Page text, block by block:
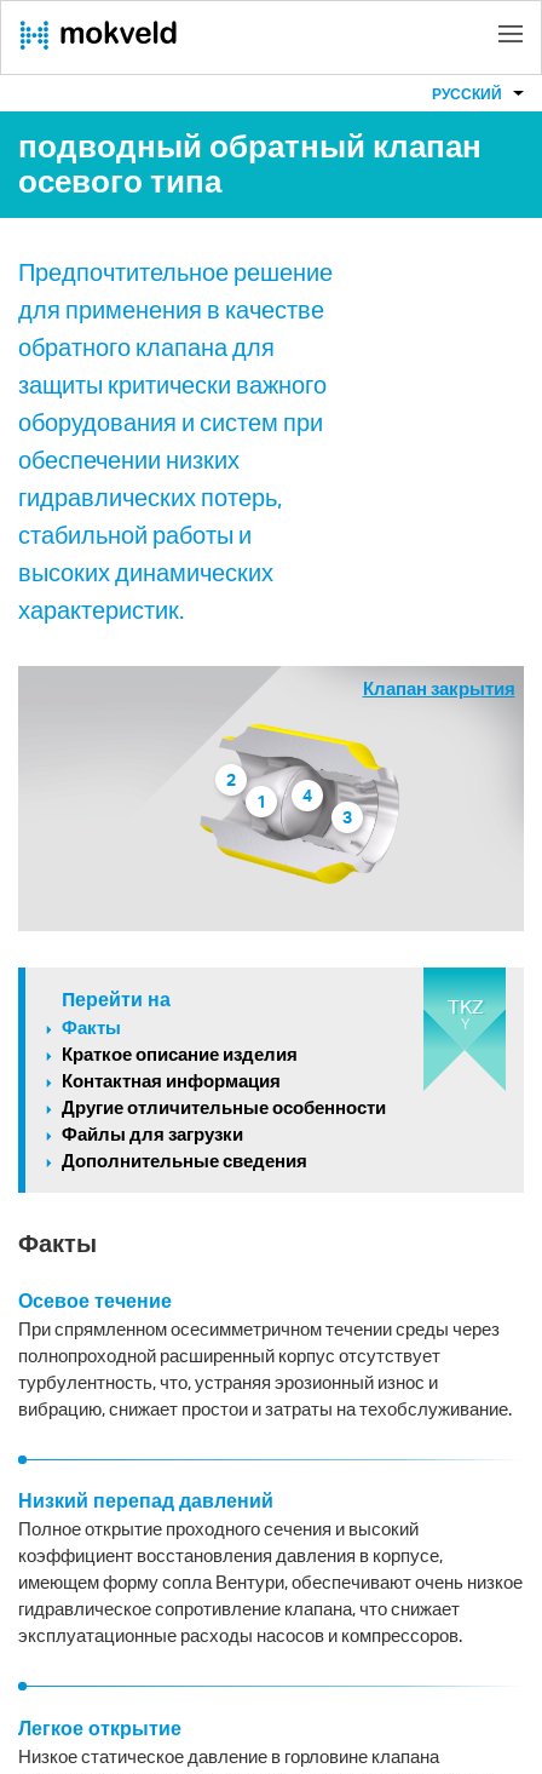
РУССКИЙ
подводный обратный клапан
осевого типа
Предпочтительное решение
для применения в качестве
обратного клапана для
защиты критически важного
оборудования и систем при
обеспечении низких
гидравлических потерь,
стабильной работы и
высоких динамических
характеристик.
Клапан закрытия
1
2
3
4
TKZ
Y
Перейти на
Факты
Краткое описание изделия
Контактная информация
Другие отличительные особенности
Файлы для загрузки
Дополнительные сведения
Факты
Осевое течение
При спрямленном осесимметричном течении среды через
полнопроходной расширенный корпус отсутствует
турбулентность, что, устраняя эрозионный износ и
вибрацию, снижает простои и затраты на техобслуживание.
Низкий перепад давлений
Полное открытие проходного сечения и высокий
коэффициент восстановления давления в корпусе,
имеющем форму сопла Вентури, обеспечивают очень низкое
гидравлическое сопротивление клапана, что снижает
эксплуатационные расходы насосов и компрессоров.
Легкое открытие
Низкое статическое давление в горловине клапана